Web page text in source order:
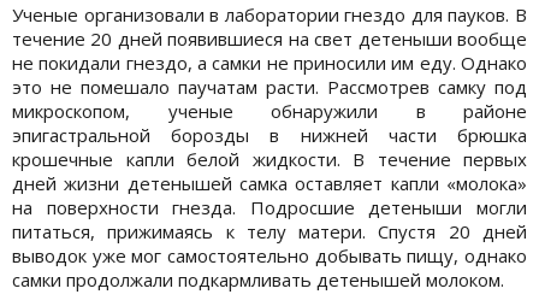
Ученые организовали в лаборатории гнездо для пауков. В
течение 20 дней появившиеся на свет детеныши вообще
не покидали гнездо, а самки не приносили им еду. Однако
это не помешало паучатам расти. Рассмотрев самку под
микроскопом, ученые обнаружили в районе
эпигастральной борозды в нижней части брюшка
крошечные капли белой жидкости. В течение первых
дней жизни детенышей самка оставляет капли «молока»
на поверхности гнезда. Подросшие детеныши могли
питаться, прижимаясь к телу матери. Спустя 20 дней
выводок уже мог самостоятельно добывать пищу, однако
самки продолжали подкармливать детенышей молоком.